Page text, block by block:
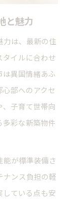
産性の視点
特徴と魅力
い選択方法
ポイント
イントまと
と魅力
力は、最新の住
イルに合わせ
異国情緒あふ
部へのアクセ
子育て世帯向
彩な新築物件
能が標準装備さ
ナンス負担の軽
ている点も安